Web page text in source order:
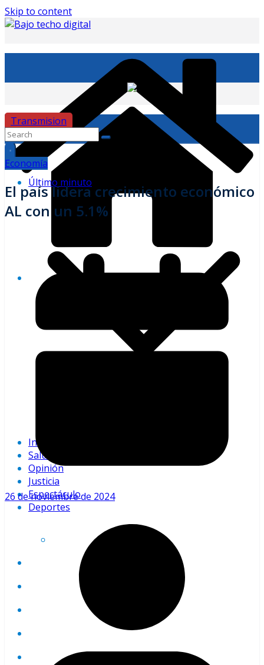
Skip to content
Último minuto
Internacionales
Espectáculo
Transmision
Último minuto
Internacionales
Salud
Opinión
Justicia
Espectáculo
Deportes
Economía
El país lidera crecimiento económico
AL con un 5.1%
26 de noviembre de 2024